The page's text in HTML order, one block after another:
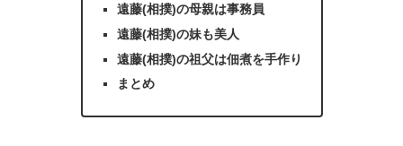
遠藤(相撲)の母親は事務員
遠藤(相撲)の妹も美人
遠藤(相撲)の祖父は佃煮を手作り
まとめ